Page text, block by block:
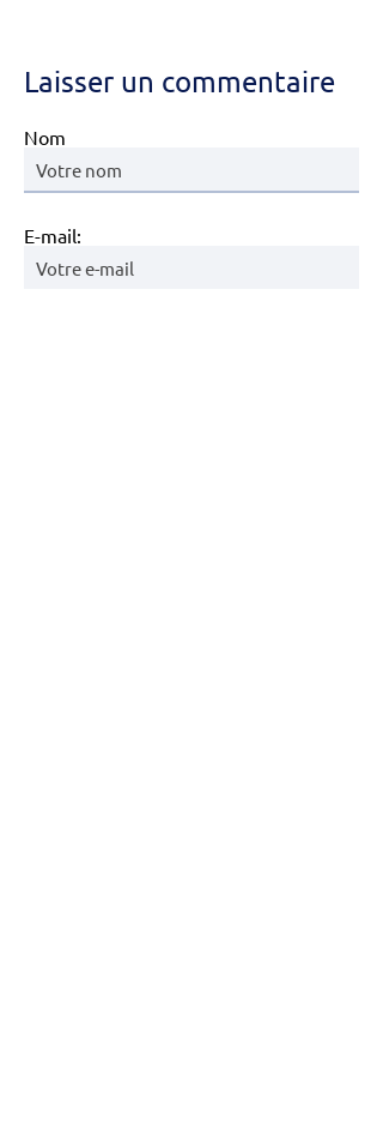
Laisser un commentaire
Nom
E-mail: